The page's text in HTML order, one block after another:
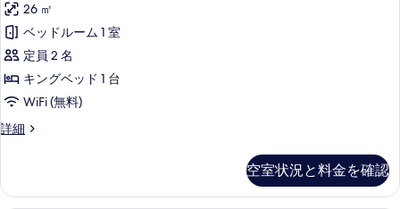
客
室
の
り
込
み
ン
ダ
ー
ド
ル
ー
キ
26 ㎡
ベッドルーム 1 室
定員 2 名
キングベッド 1 台
WiFi (無料)
詳細
ス
ー
空室状況と料金を確認